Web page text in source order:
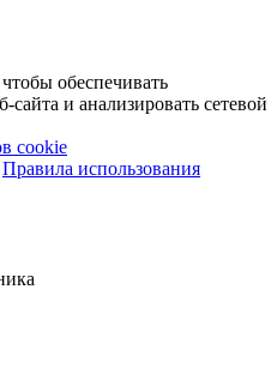
обеспечивать
и анализировать сетевой
cookie
Правила использования